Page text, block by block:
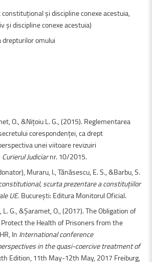
și discipline conexe acestuia,
și discipline conexe acestuia)
drepturilor omului
O., &Nițoiu L. G., (2015). Reglementarea
corespondenței, ca drept
unei viitoare revizuiri
Curierul Judiciarnr. 10/2015.
Muraru, I., Tănăsescu, E. S., &Barbu, S.
scurta prezentare a constituțiilor
UE. București: Editura Monitorul Oficial.
L. G., &Şaramet, O., (2017). The Obligation of
the Health of Prisoners from the
In International conference
in the quasi-coercive treatment of
Edition, 11th May-12th May, 2017 Freiburg,